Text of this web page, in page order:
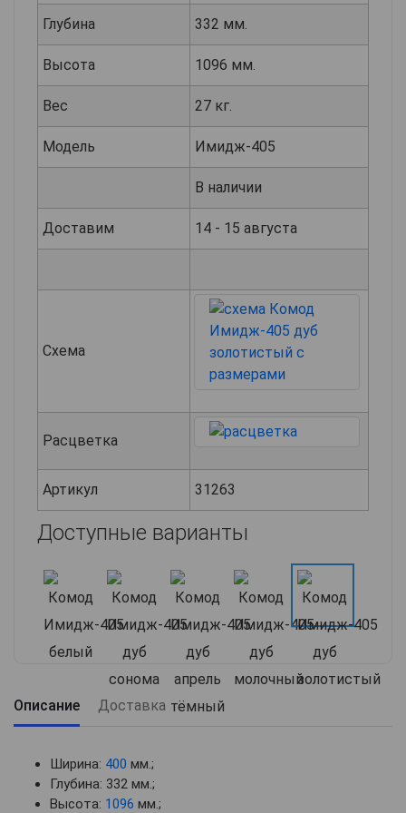
Глубина 332 мм.
Высота 1096 мм.
Вес 27 кг.
Модель Имидж-405
В наличии
Доставим 14 - 15 августа
Схема
Расцветка
Артикул 31263
Доступные варианты
Описание Доставка
Ширина: 400 мм.;
Глубина: 332 мм.;
Высота: 1096 мм.;